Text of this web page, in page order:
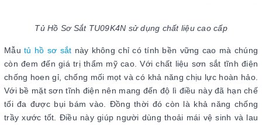
Tủ Hồ Sơ Sắt TU09K4N sử dụng chất liệu cao cấp
Mẫutủ hồ sơ sắt này không chỉ có tính bền vững cao mà chúng
còn đem đến giá trị thẩm mỹ cao. Với chất liệu sơn sắt tĩnh điện
chống hoen gỉ, chống mối mọt và có khả năng chịu lực hoàn hảo.
Với bề mặt sơn tĩnh điện nên mang đến độ lì điều này đã hạn chế
tối đa được bụi bám vào. Đồng thời đó còn là khả năng chống
trầy xước tốt. Điều này giúp người dùng thoải mái vệ sinh và lau